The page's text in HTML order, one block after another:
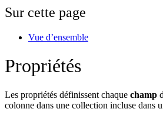
Sur cette page
Vue d’ensemble
Propriétés
Les propriétés définissent chaque champ
colonne dans une collection incluse dans